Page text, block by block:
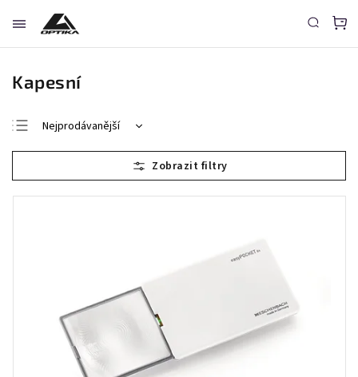
Kapesní
Nejprodávanější
Nejlevnější
Nejdražší